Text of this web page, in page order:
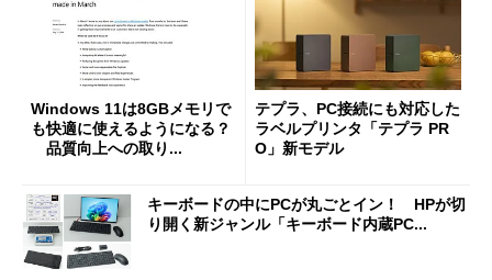
Windows 11は8GBメモリで
も快適に使えるようになる？
品質向上への取り...
テプラ、PC接続にも対応した
ラベルプリンタ「テプラ PR
O」新モデル
キーボードの中にPCが丸ごとイン！ HPが切
り開く新ジャンル「キーボード内蔵PC...